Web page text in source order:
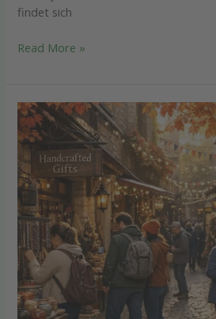
findet sich
Read More »
Shopping
&
Konsum
unterwegs:
Die
coolsten
Fundstücke
aus
kleinen
Nischen
weltweit